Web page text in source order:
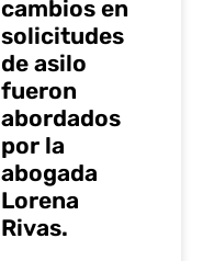
cambios en
solicitudes
de asilo
fueron
abordados
por la
abogada
Lorena
Rivas.